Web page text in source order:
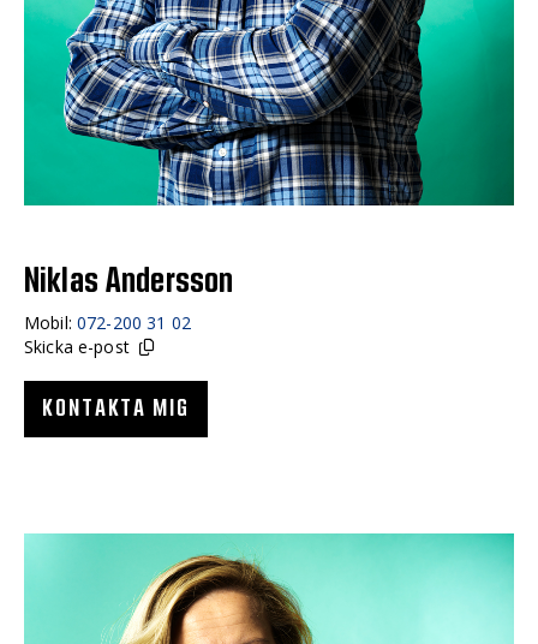
Niklas Andersson
Mobil: 072-200 31 02
Skicka e-post
KONTAKTA MIG